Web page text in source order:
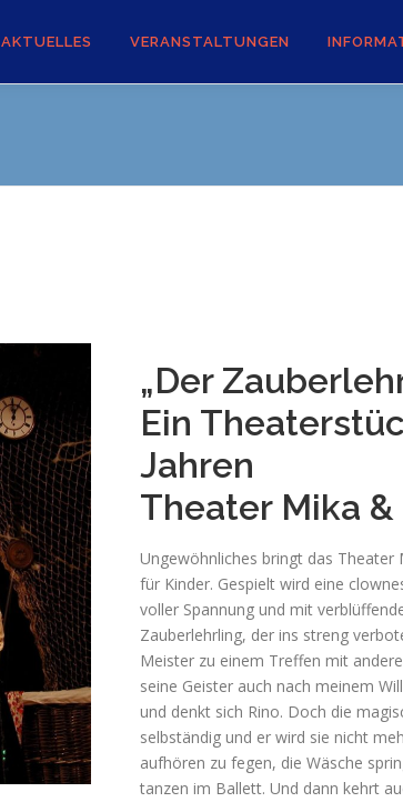
AKTUELLES VERANSTALTUNGEN
„Der
Ein
Jahren
Theater Mika &
Ungewöhnliches bringt das
für Kinder. Gespielt wird eine
voller Spannung und mit
Zauberlehrling, der ins streng
Meister zu einem Treffen mit
seine Geister auch nach meinem
und denkt sich Rino. Doch die
selbständig und er wird sie nicht
aufhören zu fegen, die Wäsche
tanzen im Ballett. Und dann kehrt